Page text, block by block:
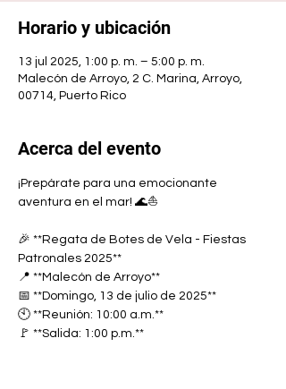
Horario y ubicación
13 jul 2025, 1:00 p. m. – 5:00 p. m.
Malecón de Arroyo, 2 C. Marina, Arroyo,
00714, Puerto Rico
Acerca del evento
¡Prepárate para una emocionante
aventura en el mar! 🌊⛵
🎉 **Regata de Botes de Vela - Fiestas
Patronales 2025**
📍 **Malecón de Arroyo**
📅 **Domingo, 13 de julio de 2025**
🕙 **Reunión: 10:00 a.m.**
🚩 **Salida: 1:00 p.m.**